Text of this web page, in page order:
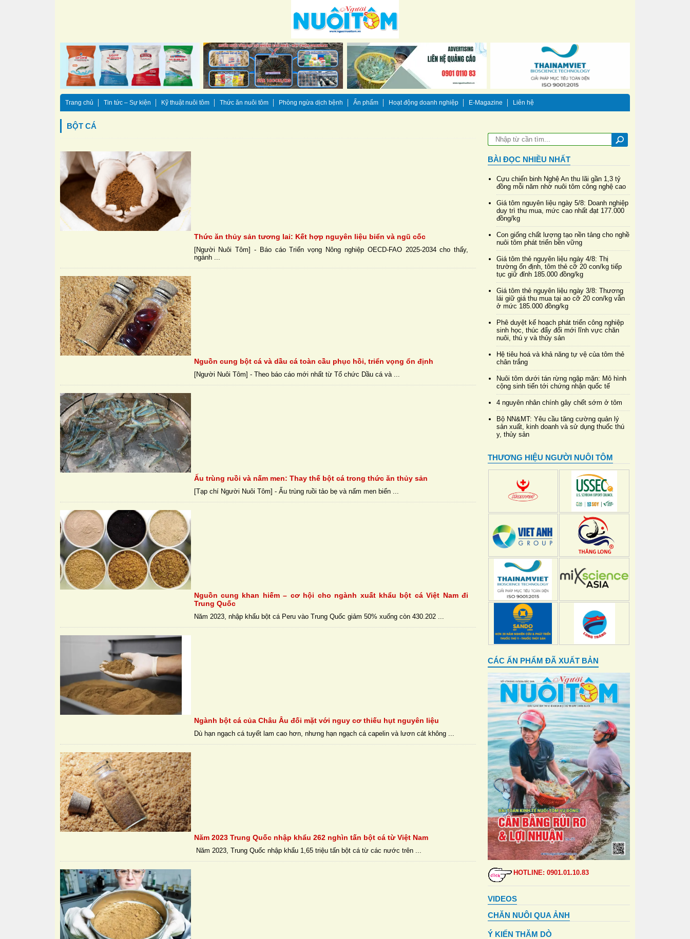
Trang chủ Tin tức – Sự kiện Kỹ thuật nuôi tôm Thức ăn nuôi tôm Phòng ngừa dịch bệnh Ấn phẩm Hoạt động doanh nghiệp E-Magazine Liên hệ
BỘT CÁ
Thức ăn thủy sản tương lai: Kết hợp nguyên liệu biển và ngũ cốc
[Người Nuôi Tôm] - Báo cáo Triển vọng Nông nghiệp OECD-FAO 2025-2034 cho thấy,
ngành ...
Nguồn cung bột cá và dầu cá toàn cầu phục hồi, triển vọng ổn định
[Người Nuôi Tôm] - Theo báo cáo mới nhất từ Tổ chức Dầu cá và ...
Ấu trùng ruồi và nấm men: Thay thế bột cá trong thức ăn thủy sản
[Tạp chí Người Nuôi Tôm] - Ấu trùng ruồi tảo bẹ và nấm men biển ...
Nguồn cung khan hiếm – cơ hội cho ngành xuất khẩu bột cá Việt Nam đi
Trung Quốc
Năm 2023, nhập khẩu bột cá Peru vào Trung Quốc giảm 50% xuống còn 430.202 ...
Ngành bột cá của Châu Âu đối mặt với nguy cơ thiếu hụt nguyên liệu
Dù hạn ngạch cá tuyết lam cao hơn, nhưng hạn ngạch cá capelin và lươn cát không ...
Năm 2023 Trung Quốc nhập khẩu 262 nghìn tấn bột cá từ Việt Nam
Năm 2023, Trung Quốc nhập khẩu 1,65 triệu tấn bột cá từ các nước trên ...
BÀI ĐỌC NHIỀU NHẤT
Cựu chiến binh Nghệ An thu lãi gần 1,3 tỷ
đồng mỗi năm nhờ nuôi tôm công nghệ cao
Giá tôm nguyên liệu ngày 5/8: Doanh nghiệp
duy trì thu mua, mức cao nhất đạt 177.000
đồng/kg
Con giống chất lượng tạo nền tảng cho nghề
nuôi tôm phát triển bền vững
Giá tôm thẻ nguyên liệu ngày 4/8: Thị
trường ổn định, tôm thẻ cỡ 20 con/kg tiếp
tục giữ đỉnh 185.000 đồng/kg
Giá tôm thẻ nguyên liệu ngày 3/8: Thương
lái giữ giá thu mua tại ao cỡ 20 con/kg vẫn
ở mức 185.000 đồng/kg
Phê duyệt kế hoạch phát triển công nghiệp
sinh học, thúc đẩy đổi mới lĩnh vực chăn
nuôi, thú y và thủy sản
Hệ tiêu hoá và khả năng tự vệ của tôm thẻ
chân trắng
Nuôi tôm dưới tán rừng ngập mặn: Mô hình
cộng sinh tiến tới chứng nhận quốc tế
4 nguyên nhân chính gây chết sớm ở tôm
Bộ NN&MT: Yêu cầu tăng cường quản lý
sản xuất, kinh doanh và sử dụng thuốc thú
y, thủy sản
THƯƠNG HIỆU NGƯỜI NUÔI TÔM
CÁC ẤN PHẨM ĐÃ XUẤT BẢN
HOTLINE: 0901.01.10.83
VIDEOS
CHĂN NUÔI QUA ẢNH
Ý KIẾN THĂM DÒ